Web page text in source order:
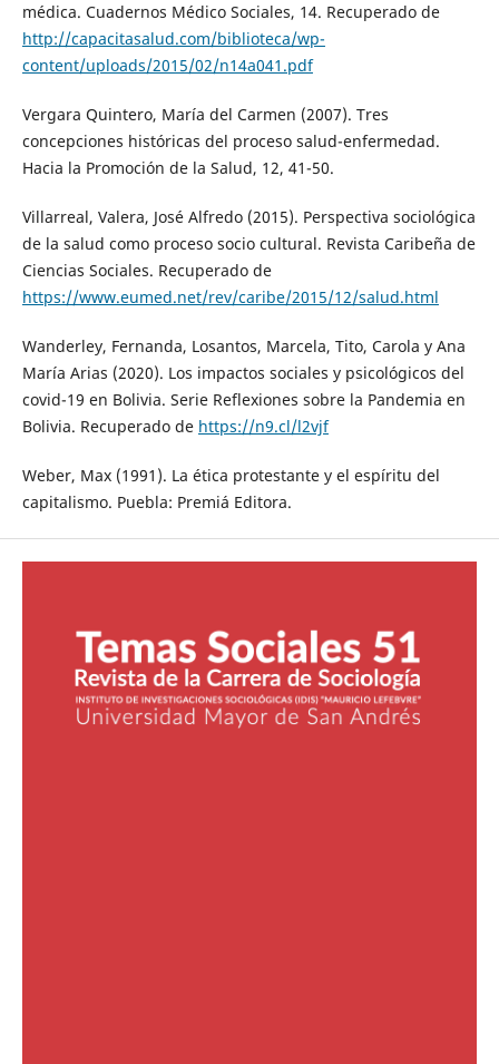
médica. Cuadernos Médico Sociales, 14. Recuperado de
http://capacitasalud.com/biblioteca/wp-
content/uploads/2015/02/n14a041.pdf
Vergara Quintero, María del Carmen (2007). Tres
concepciones históricas del proceso salud-enfermedad.
Hacia la Promoción de la Salud, 12, 41-50.
Villarreal, Valera, José Alfredo (2015). Perspectiva sociológica
de la salud como proceso socio cultural. Revista Caribeña de
Ciencias Sociales. Recuperado de
https://www.eumed.net/rev/caribe/2015/12/salud.html
Wanderley, Fernanda, Losantos, Marcela, Tito, Carola y Ana
María Arias (2020). Los impactos sociales y psicológicos del
covid-19 en Bolivia. Serie Reflexiones sobre la Pandemia en
Bolivia. Recuperado de https://n9.cl/l2vjf
Weber, Max (1991). La ética protestante y el espíritu del
capitalismo. Puebla: Premiá Editora.